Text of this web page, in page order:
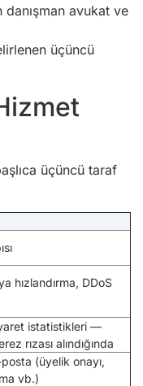
avukat ve
üçüncü
üçüncü taraf
hızlandırma, DDoS
istatistikleri —
rızası alındığında
(üyelik onayı,
vb.)